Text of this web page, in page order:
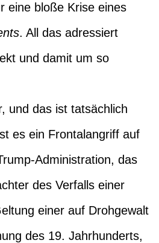
eine bloße Krise eines
. All das adressiert
und damit um so
und das ist tatsächlich
es ein Frontalangriff auf
Administration, das
des Verfalls einer
einer auf Drohgewalt
des 19. Jahrhunderts,